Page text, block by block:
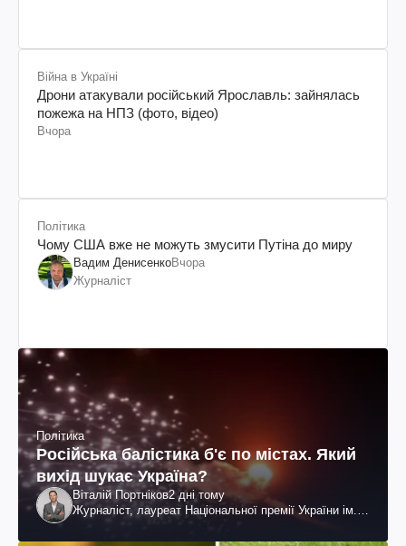
Війна в Україні
Дрони атакували російський Ярославль: зайнялась
пожежа на НПЗ (фото, відео)
Вчора
Політика
Чому США вже не можуть змусити Путіна до миру
Вадим ДенисенкоВчора
Журналіст
Політика
Російська балістика б'є по містах. Який
вихід шукає Україна?
Віталій Портніков2 дні тому
Журналіст, лауреат Національної премії України ім.